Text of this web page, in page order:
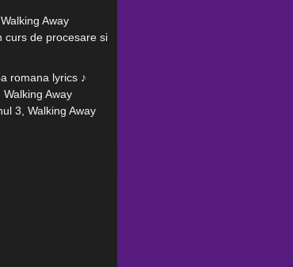
Away
curs de procesare si
romana lyrics ♪
Away
3, Walking Away